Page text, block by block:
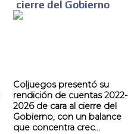
cierre del Gobierno
Coljuegos presentó su
rendición de cuentas 2022-
2026 de cara al cierre del
Gobierno, con un balance
que concentra crec...